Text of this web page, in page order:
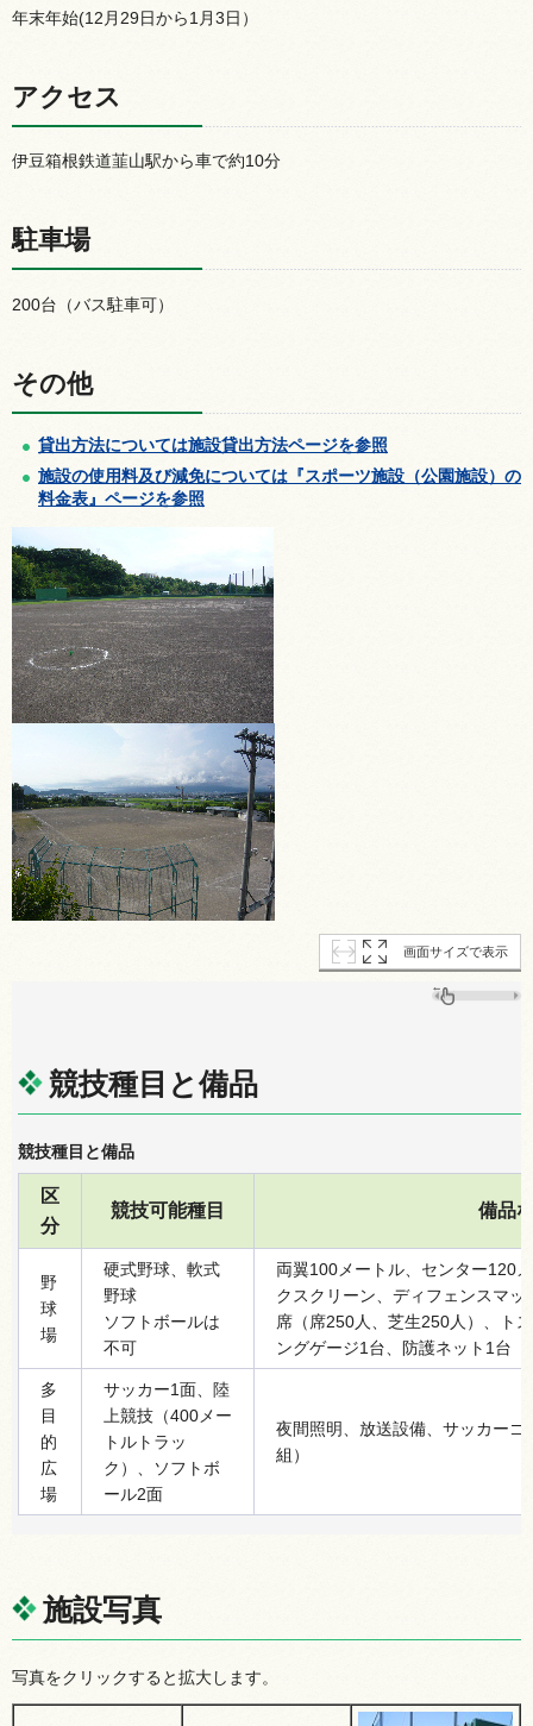
年末年始(12月29日から1月3日）
アクセス
伊豆箱根鉄道韮山駅から車で約10分
駐車場
200台（バス駐車可）
その他
貸出方法については施設貸出方法ページを参照
施設の使用料及び減免については『スポーツ施設（公園施設）の
料金表』ページを参照
画面サイズで表示
競技種目と備品
競技種目と備品
区
分
競技可能種目 備品
野
球
場
硬式野球、軟式
野球
ソフトボールは
不可
両翼100メートル、センター120
クスクリーン、ディフェンスマ
席（席250人、芝生250人）、ト
ングゲージ1台、防護ネット1台
多
目
的
広
場
サッカー1面、陸
上競技（400メー
トルトラッ
ク）、ソフトボ
ール2面
夜間照明、放送設備、サッカー
組）
施設写真
写真をクリックすると拡大します。